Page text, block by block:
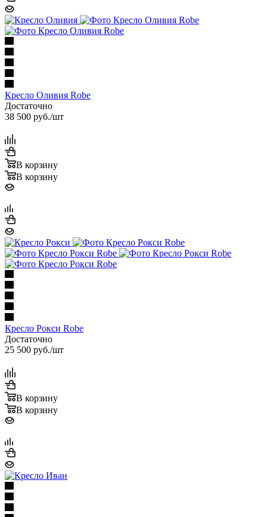
Кресло Оливия Robe
Достаточно
38 500 руб./шт
В корзину
В корзину
Кресло Рокси Robe
Достаточно
25 500 руб./шт
В корзину
В корзину